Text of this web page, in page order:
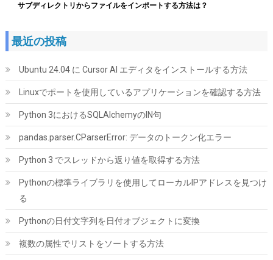
シリコンパワー デスクトップPC用 メモリ DDR4 3200 PC4-25600
16GB x 2枚 (32GB) 288Pin 1.2V CL22 SP032GBLFU320F22
(544409) GBP 173.51 (2026-08-07 04:03 GMT +09:00 時点 -
こちら)
サブディレクトリからファイルをインポートする方法は？
最近の投稿
Ubuntu 24.04 に Cursor AI エディタをインストールする方法
Linuxでポートを使用しているアプリケーションを確認する方法
Python 3におけるSQLAlchemyのIN句
pandas.parser.CParserError: データのトークン化エラー
Python 3 でスレッドから返り値を取得する方法
Pythonの標準ライブラリを使用してローカルIPアドレスを見つけ
る
Pythonの日付文字列を日付オブジェクトに変換
複数の属性でリストをソートする方法